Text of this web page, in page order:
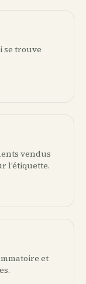
se trouve
vendus
l’étiquette.
et